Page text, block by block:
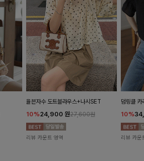
율븐자수 도트블라우스+나시SET
10%24,900 원27,600원
리뷰 카운트 영역
덤링클 카
10%
리뷰 카운